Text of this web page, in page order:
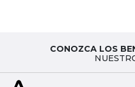
CONOZCA LOS